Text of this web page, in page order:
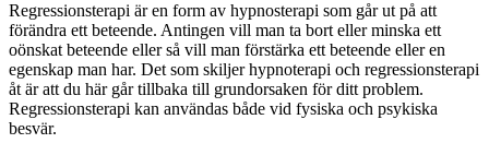
Regressionsterapi är en form av hypnosterapi som går ut på att
förändra ett beteende. Antingen vill man ta bort eller minska ett
oönskat beteende eller så vill man förstärka ett beteende eller en
egenskap man har. Det som skiljer hypnoterapi och regressionsterapi
åt är att du här går tillbaka till grundorsaken för ditt problem.
Regressionsterapi kan användas både vid fysiska och psykiska
besvär.